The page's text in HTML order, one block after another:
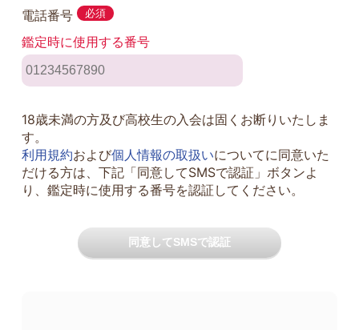
電話番号 必須
鑑定時に使用する番号
18歳未満の方及び高校生の入会は固くお断りいたしま
す。
利用規約および個人情報の取扱いについてに同意いた
だける方は、下記「同意してSMSで認証」ボタンよ
り、鑑定時に使用する番号を認証してください。
同意してSMSで認証